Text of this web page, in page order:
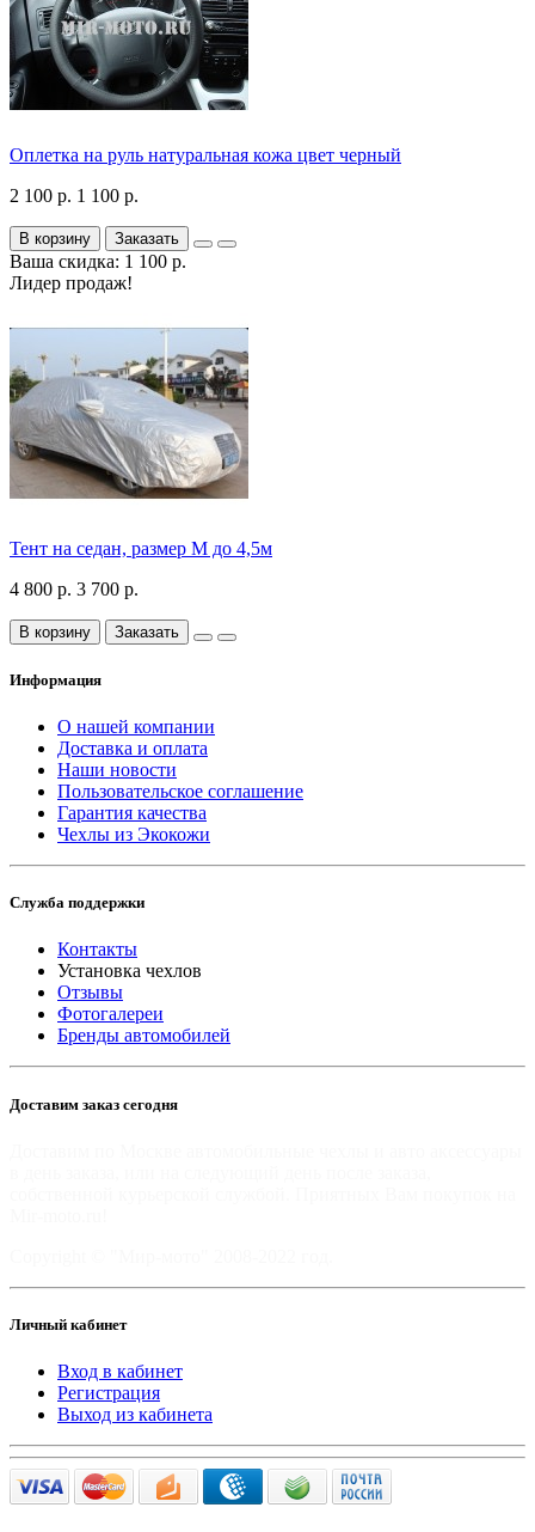
Оплетка на руль натуральная кожа цвет черный
2 100 р. 1 100 р.
В корзину Заказать
Ваша скидка: 1 100 р.
Лидер продаж!
Тент на седан, размер М до 4,5м
4 800 р. 3 700 р.
В корзину Заказать
Информация
О нашей компании
Доставка и оплата
Наши новости
Пользовательское соглашение
Гарантия качества
Чехлы из Экокожи
Служба поддержки
Контакты
Установка чехлов
Отзывы
Фотогалереи
Бренды автомобилей
Доставим заказ сегодня
Личный кабинет
Вход в кабинет
Регистрация
Выход из кабинета